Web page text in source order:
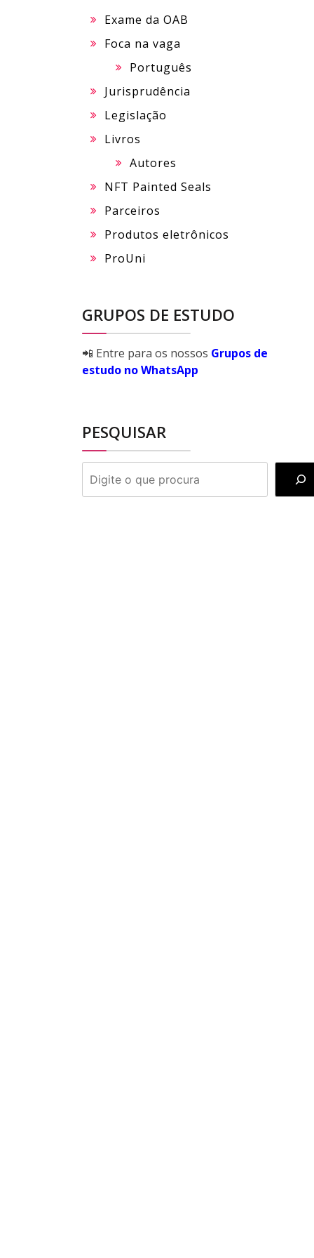
Exame da OAB
Foca na vaga
Português
Jurisprudência
Legislação
Livros
Autores
NFT Painted Seals
Parceiros
Produtos eletrônicos
ProUni
GRUPOS DE ESTUDO
📲 Entre para os nossos Grupos de
estudo no WhatsApp
PESQUISAR
PESQUISAR